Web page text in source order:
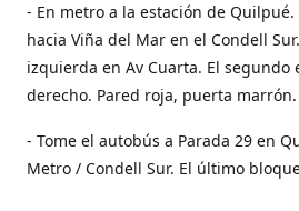
- En metro a la estación de
hacia Viña del Mar en el Condell
izquierda en Av Cuarta. El segundo
derecho. Pared roja, puerta marrón.
- Tome el autobús a Parada 29 en
Metro / Condell Sur. El último